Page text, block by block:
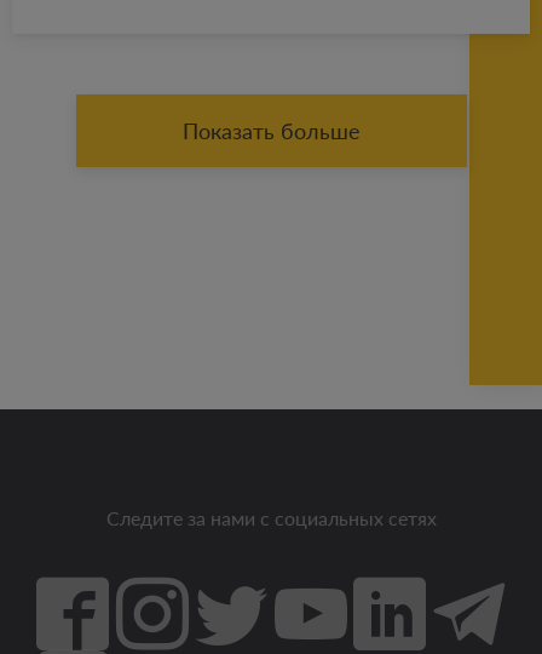
Показать больше
Следите за нами с социальных сетях